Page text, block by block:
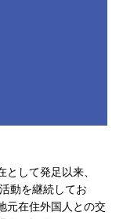
して発足以来、
動を継続してお
元在住外国人との交